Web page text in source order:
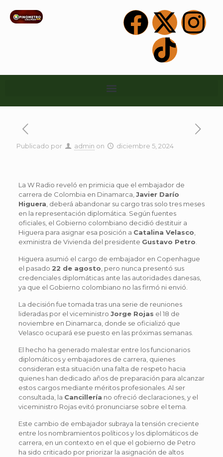
Publicado por admin on diciembre 5, 2024
La W Radio reveló en primicia que el embajador de
carrera de Colombia en Dinamarca, Javier Darío
Higuera , deberá abandonar su cargo tras solo tres meses
en la representación diplomática. Según fuentes
oficiales, el Gobierno colombiano decidió destituir a
Higuera para asignar esa posición a Catalina Velasco
exministra de Vivienda del presidente Gustavo Petro
Higuera asumió el cargo de embajador en Copenhague
el pasado 22 de agosto , pero nunca presentó sus
credenciales diplomáticas ante las autoridades danesas,
ya que el Gobierno colombiano no las firmó ni envió.
La decisión fue tomada tras una serie de reuniones
lideradas por el viceministro Jorge Rojas el 18 de
noviembre en Dinamarca, donde se oficializó que
Velasco ocupará ese puesto en las próximas semanas.
El hecho ha generado malestar entre los funcionarios
diplomáticos y embajadores de carrera, quienes
consideran esta situación una falta de respeto hacia
quienes han dedicado años de preparación para alcanzar
estos cargos mediante méritos profesionales. Al ser
consultada, la Cancillería no ofreció declaraciones, y el
viceministro Rojas evitó pronunciarse sobre el tema.
Este cambio de embajador subraya la tensión creciente
entre los nombramientos políticos y los diplomáticos de
carrera, en un contexto en el que el gobierno de Petro
ha sido criticado por priorizar la asignación de altos